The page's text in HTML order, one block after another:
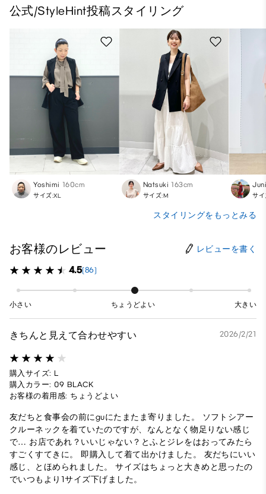
公式/StyleHint投稿スタイリング
Yoshimi 160cm
サイズ:XL
Natsuki 163cm
サイズ:M サ
スタイリングをもっとみる
お客様のレビュー レビューを書く
4.5(86)
小さい ちょうどよい 大きい
きちんと見えて合わせやすい 2026/2/21
購入サイズ: L
購入カラー: 09 BLACK
お客様の着用感: ちょうどよい
友だちと食事会の前にguにたまたま寄りました。 ソフトシアー
クルーネックを着ていたのですが、なんとなく物足りない感じ
で… お店であれ？いいじゃない？とふとジレをはおってみたら
すごくすてきに。 即購入して着て出かけました。 友だちにいい
感じ、とほめられました。 サイズはちょっと大きめと思ったの
でいつもより1サイズ下げました。